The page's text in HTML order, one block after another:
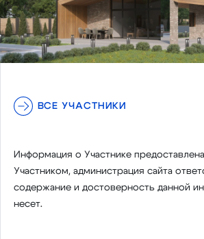
ВСЕ УЧАСТНИКИ
Информация о Участнике
Участником, администрация сайта
содержание и достоверность данной
несет.